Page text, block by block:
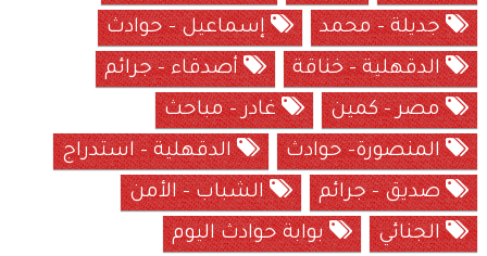
جديلة – محمد
إسماعيل – حوادث
الدقهلية – خناقة
أصدقاء – جرائم
مصر – كمين
غادر – مباحث
المنصورة– حوادث
الدقهلية – استدراج
صديق – جرائم
الشباب – الأمن
الجنائي
بوابة حوادث اليوم